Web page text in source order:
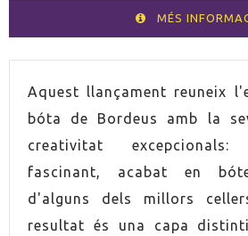
MÉS
VOLUM
PAÍS
GRADUACIÓ
Aquest llançament reuneix
bóta de Bordeus amb la
creativitat
fascinant, acabat en
d'alguns dels millors
resultat és una capa